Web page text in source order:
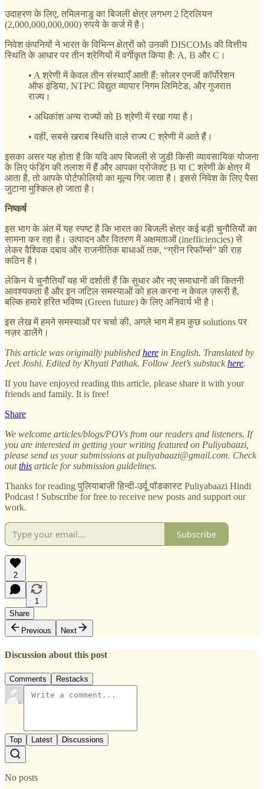
उदाहरण के लिए, तमिलनाडु का बिजली क्षेत्र लगभग 2 ट्रिलियन
(2,000,000,000,000) रुपये के कर्ज में है।
निवेश कंपनियों ने भारत के विभिन्न क्षेत्रों को उनकी DISCOMs की वित्तीय
स्थिति के आधार पर तीन श्रेणियों में वर्गीकृत किया है: A, B और C।
• A श्रेणी में केवल तीन संस्थाएँ आती हैं: सोलर एनर्जी कॉर्पोरेशन
ऑफ इंडिया, NTPC विद्युत व्यापार निगम लिमिटेड, और गुजरात
राज्य।
• अधिकांश अन्य राज्यों को B श्रेणी में रखा गया है।
• वहीं, सबसे खराब स्थिति वाले राज्य C श्रेणी में आते हैं।
इसका असर यह होता है कि यदि आप बिजली से जुडी किसी व्यावसायिक योजना
के लिए फंडिंग की तलाश में हैं और आपका प्रोजेक्ट B या C श्रेणी के क्षेत्र में
आता है, तो आपके पोर्टफोलियो का मूल्य गिर जाता है। इससे निवेश के लिए पैसा
जुटाना मुश्किल हो जाता है।
निष्कर्ष
इस भाग के अंत में यह स्पष्ट है कि भारत का बिजली क्षेत्र कई बड़ी चुनौतियों का
सामना कर रहा है। उत्पादन और वितरण में अक्षमताओं (inefficiencies) से
लेकर वैश्विक दबाव और राजनीतिक बाधाओं तक, “ग्रीन रिफॉर्म्स” की राह
कठिन है।
लेकिन ये चुनौतियाँ यह भी दर्शाती हैं कि सुधार और नए समाधानों की कितनी
आवश्यकता है और इन जटिल समस्याओं को हल करना न केवल ज़रूरी है,
बल्कि हमारे हरित भविष्य (Green future) के लिए अनिवार्य भी है।
इस लेख में हमने समस्याओं पर चर्चा की, अगले भाग में हम कुछ solutions पर
नज़र डालेंगे।
This article was originally published here in English. Translated by
Jeet Joshi. Edited by Khyati Pathak. Follow Jeet’s substack here.
If you have enjoyed reading this article, please share it with your
friends and family. It is free!
Share
We welcome articles/blogs/POVs from our readers and listeners. If
you are interested in getting your writing featured on Puliyabaazi,
please send us your submissions at puliyabaazi@gmail.com. Check
outthis article for submission guidelines.
Thanks for reading पुलियाबाज़ी हिन्दी-उर्दू पॉडकास्ट Puliyabaazi Hindi
Podcast ! Subscribe for free to receive new posts and support our
work.
Subscribe
2
1
Share
Previous
Next
Discussion about this post
Comments Restacks
Top Latest Discussions
No posts